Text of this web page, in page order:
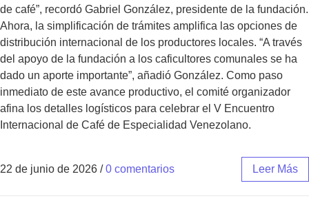
de café”, recordó Gabriel González, presidente de la fundación.
Ahora, la simplificación de trámites amplifica las opciones de
distribución internacional de los productores locales. “A través
del apoyo de la fundación a los caficultores comunales se ha
dado un aporte importante”, añadió González. Como paso
inmediato de este avance productivo, el comité organizador
afina los detalles logísticos para celebrar el V Encuentro
Internacional de Café de Especialidad Venezolano.
22 de junio de 2026 / 0 comentarios Leer Más